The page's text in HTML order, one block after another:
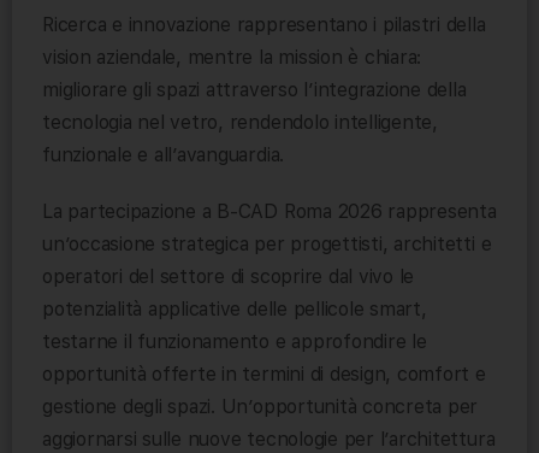
Ricerca e innovazione rappresentano i pilastri della
vision aziendale, mentre la mission è chiara:
migliorare gli spazi attraverso l’integrazione della
tecnologia nel vetro, rendendolo intelligente,
funzionale e all’avanguardia.
La partecipazione a B-CAD Roma 2026 rappresenta
un’occasione strategica per progettisti, architetti e
operatori del settore di scoprire dal vivo le
potenzialità applicative delle pellicole smart,
testarne il funzionamento e approfondire le
opportunità offerte in termini di design, comfort e
gestione degli spazi. Un’opportunità concreta per
aggiornarsi sulle nuove tecnologie per l’architettura